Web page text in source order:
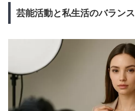
芸能活動と私生活のバランス